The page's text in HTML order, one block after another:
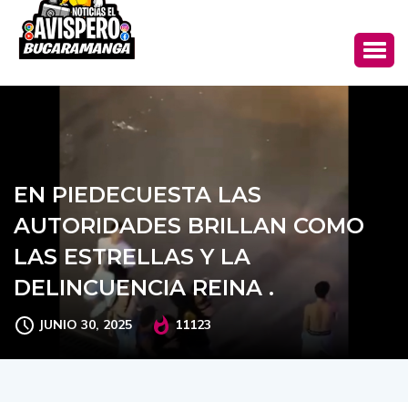
EN PIEDECUESTA LAS
AUTORIDADES BRILLAN COMO
LAS ESTRELLAS Y LA
DELINCUENCIA REINA .
JUNIO 30, 2025 11123